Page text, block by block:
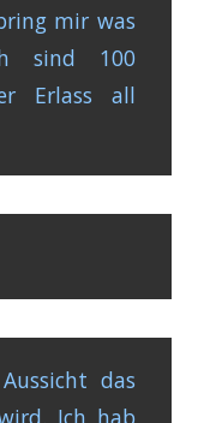
mir was
sind 100
Erlass all
das